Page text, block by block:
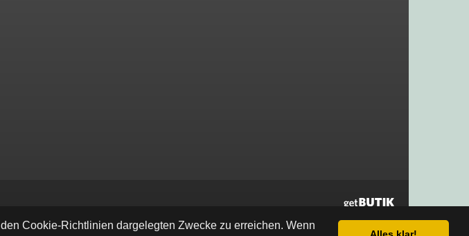
Cookie-Richtlinien dargelegten Zwecke zu erreichen. Wenn